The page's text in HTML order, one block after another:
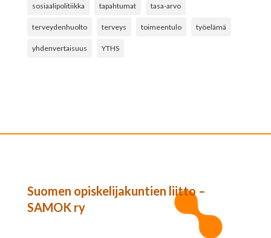
sosiaalipolitiikka tapahtumat tasa-arvo
terveydenhuolto terveys toimeentulo työelämä
yhdenvertaisuus YTHS
Suomen opiskelijakuntien liitto –
SAMOK ry